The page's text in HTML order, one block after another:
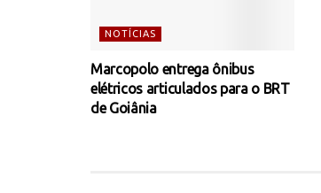
NOTÍCIAS
Marcopolo entrega ônibus
elétricos articulados para o BRT
de Goiânia